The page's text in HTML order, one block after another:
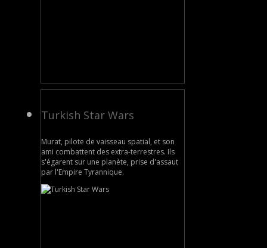
Turkish Star Wars
Murat, pilote de vaisseau spatial, et son
ami combattent des extra-terrestres. Ils
s'égarent sur une planète, prise d'assaut
par l'Empire Tyrannique.